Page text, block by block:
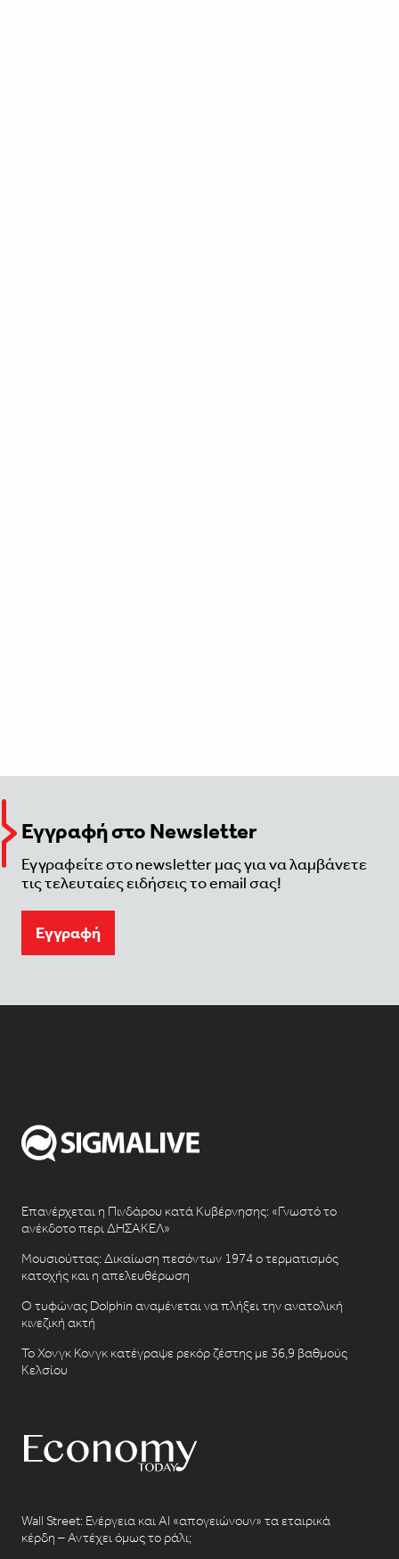
Εγγραφή στο Newsletter
Εγγραφείτε στο newsletter μας για να λαμβάνετε
τις τελευταίες ειδήσεις το email σας!
Eγγραφή
Επανέρχεται η Πινδάρου κατά Κυβέρνησης: «Γνωστό το
ανέκδοτο περι ΔΗΣΑΚΕΛ»
Μουσιούττας: Δικαίωση πεσόντων 1974 ο τερματισμός
κατοχής και η απελευθέρωση
Ο τυφώνας Dolphin αναμένεται να πλήξει την ανατολική
κινεζική ακτή
Το Χονγκ Κονγκ κατέγραψε ρεκόρ ζέστης με 36,9 βαθμούς
Κελσίου
Wall Street: Ενέργεια και AI «απογειώνουν» τα εταιρικά
κέρδη – Αντέχει όμως το ράλι;